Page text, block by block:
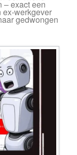
– exact een
ex-werkgever
gedwongen